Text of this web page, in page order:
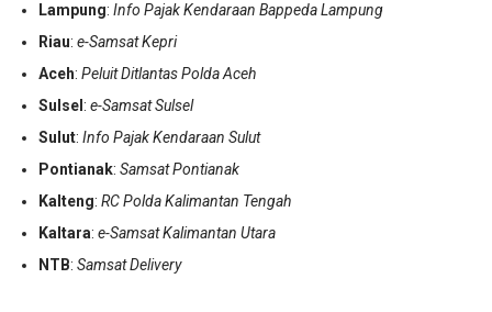
Lampung: Info Pajak Kendaraan Bappeda Lampung
Riau: e-Samsat Kepri
Aceh: Peluit Ditlantas Polda Aceh
Sulsel : e-Samsat Sulsel
Sulut: Info Pajak Kendaraan Sulut
Pontianak: Samsat Pontianak
Kalteng: RC Polda Kalimantan Tengah
Kaltara: e-Samsat Kalimantan Utara
NTB: Samsat Delivery